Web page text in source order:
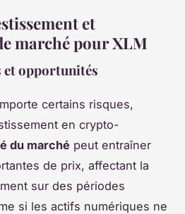
et
marché pour XLM
et opportunités
certains risques,
en crypto-
du marché peut entraîner
de prix, affectant la
sur des périodes
si les actifs numériques ne